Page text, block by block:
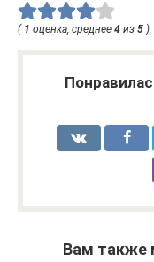
( 1 оценка, среднее 4 из 5 )
Вам также